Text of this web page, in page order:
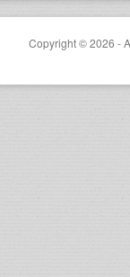
Copyright © 2026 -